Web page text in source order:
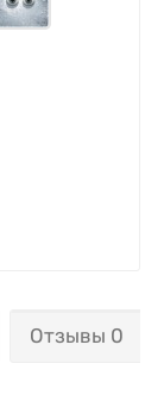
Отзывы 0